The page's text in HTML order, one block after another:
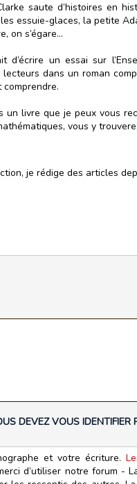
saute d’histoires en
essuie-glaces, la petite
on s’égare…
un essai sur
dans un roman
un livre que je peux vous
vous y
je rédige des articles
DEVEZ VOUS IDENTIFIER
et votre écriture.
d’utiliser notre forum -